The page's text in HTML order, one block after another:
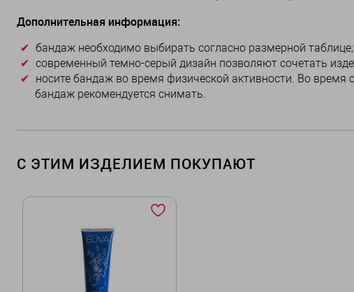
Дополнительная информация:
бандаж необходимо выбирать согласно размерной таблице;
современный темно-серый дизайн позволяют сочетать
носите бандаж во время физической активности. Во
бандаж рекомендуется снимать.
С ЭТИМ ИЗДЕЛИЕМ ПОКУПАЮТ